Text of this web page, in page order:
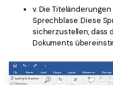
v. Die
Sprechblase. Diese
sicherzustellen, dass
Dokuments